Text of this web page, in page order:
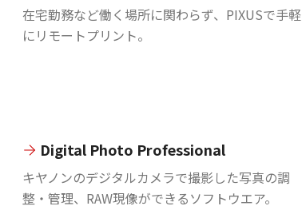
在宅勤務など働く場所に関わらず、PIXUSで手軽
にリモートプリント。
Digital Photo Professional
キヤノンのデジタルカメラで撮影した写真の調
整・管理、RAW現像ができるソフトウエア。